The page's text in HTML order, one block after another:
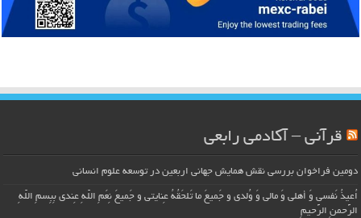
قرآنی – آکادمی رابعی
دومین فراخوان بررسی نقش همایش جهانی اربعین در توسعه علوم انسانی
اُعیذُ نَفسی وَ أهلی وَ مالی وَ وُلدی و جَمیعَ ما تَلحَقُهُ عِنایتی و جَمیعَ نِعَمِ اللّهِ عِندی بِبِسمِ اللّهِ
الرَّحمنِ الرَّحیمِ